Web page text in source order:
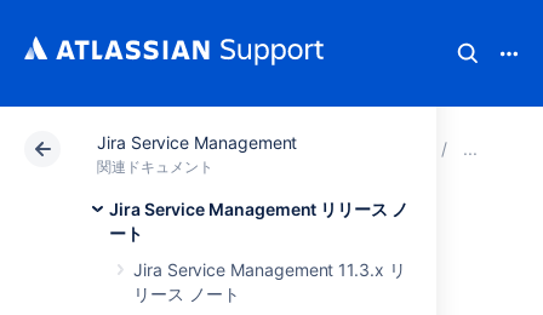
Jira Service Management
関連ドキュメント
Jira Service Management リリース ノ
ート
Jira Service Management 11.3.x リ
リース ノート
アトラシアン サポート 関連ドキュメント Jira
Jira Service
Management 5.2.x